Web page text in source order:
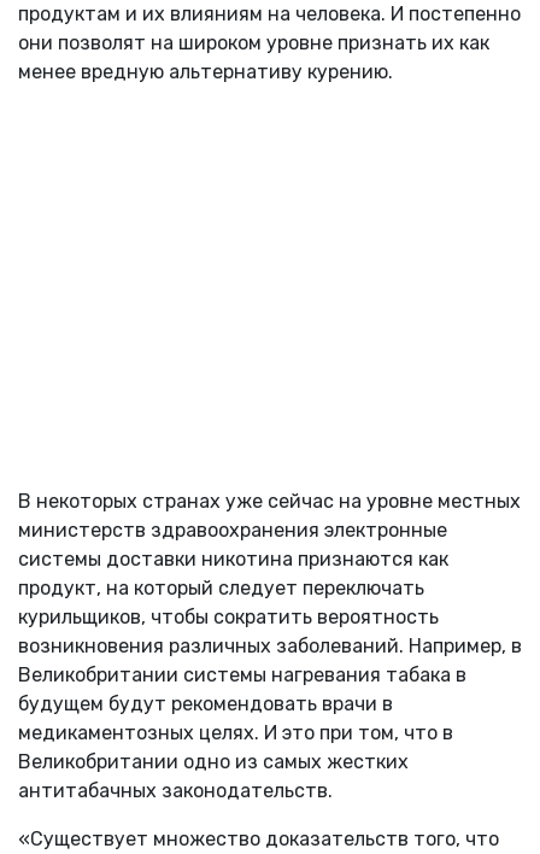
продуктам и их влияниям на человека. И постепенно
они позволят на широком уровне признать их как
менее вредную альтернативу курению.
В некоторых странах уже сейчас на уровне местных
министерств здравоохранения электронные
системы доставки никотина признаются как
продукт, на который следует переключать
курильщиков, чтобы сократить вероятность
возникновения различных заболеваний. Например, в
Великобритании системы нагревания табака в
будущем будут рекомендовать врачи в
медикаментозных целях. И это при том, что в
Великобритании одно из самых жестких
антитабачных законодательств.
«Существует множество доказательств того, что